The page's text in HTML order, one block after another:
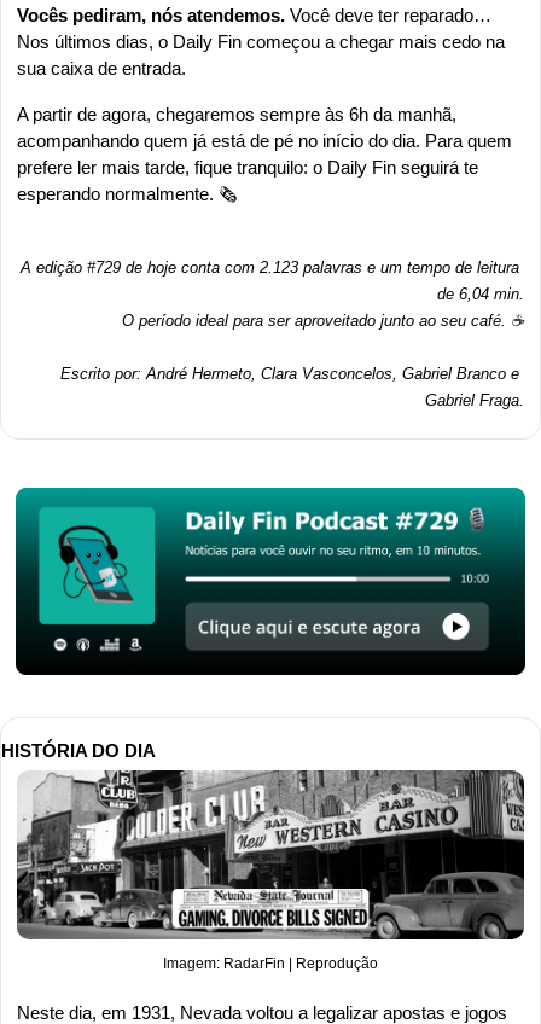
Vocês pediram, nós atendemos. Você deve ter reparado…
Nos últimos dias, o Daily Fin começou a chegar mais cedo na
sua caixa de entrada.
A partir de agora, chegaremos sempre às 6h da manhã,
acompanhando quem já está de pé no início do dia. Para quem
prefere ler mais tarde, fique tranquilo: o Daily Fin seguirá te
esperando normalmente. 🗞️
A edição #729 de hoje conta com 2.123 palavras e um tempo de leitura
de 6,04 min.
O período ideal para ser aproveitado junto ao seu café. ☕
Escrito por: André Hermeto, Clara Vasconcelos, Gabriel Branco e
Gabriel Fraga.
HISTÓRIA DO DIA
Imagem: RadarFin | Reprodução
Neste dia, em 1931, Nevada voltou a legalizar apostas e jogos